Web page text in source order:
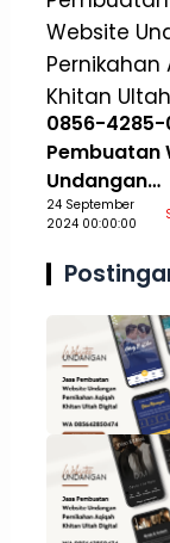
0856-4285-
Pembuatan
Undangan
Pernikahan
Aceh
24 September
2024 00:00:00